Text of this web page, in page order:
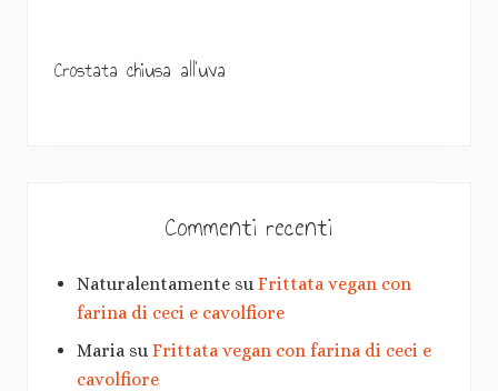
Crostata chiusa all’uva
Commenti recenti
Naturalentamente su Frittata vegan con
farina di ceci e cavolfiore
Maria su Frittata vegan con farina di ceci e
cavolfiore